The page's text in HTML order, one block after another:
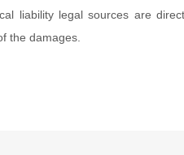
liability legal sources are
the damages.